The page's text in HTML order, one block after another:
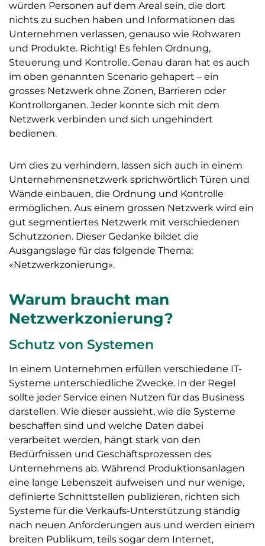
würden Personen auf dem Areal sein, die dort
nichts zu suchen haben und Informationen das
Unternehmen verlassen, genauso wie Rohwaren
und Produkte. Richtig! Es fehlen Ordnung,
Steuerung und Kontrolle. Genau daran hat es auch
im oben genannten Scenario gehapert – ein
grosses Netzwerk ohne Zonen, Barrieren oder
Kontrollorganen. Jeder konnte sich mit dem
Netzwerk verbinden und sich ungehindert
bedienen.
Um dies zu verhindern, lassen sich auch in einem
Unternehmensnetzwerk sprichwörtlich Türen und
Wände einbauen, die Ordnung und Kontrolle
ermöglichen. Aus einem grossen Netzwerk wird ein
gut segmentiertes Netzwerk mit verschiedenen
Schutzzonen. Dieser Gedanke bildet die
Ausgangslage für das folgende Thema:
«Netzwerkzonierung».
Warum braucht man
Netzwerkzonierung?
Schutz von Systemen
In einem Unternehmen erfüllen verschiedene IT-
Systeme unterschiedliche Zwecke. In der Regel
sollte jeder Service einen Nutzen für das Business
darstellen. Wie dieser aussieht, wie die Systeme
beschaffen sind und welche Daten dabei
verarbeitet werden, hängt stark von den
Bedürfnissen und Geschäftsprozessen des
Unternehmens ab. Während Produktionsanlagen
eine lange Lebenszeit aufweisen und nur wenige,
definierte Schnittstellen publizieren, richten sich
Systeme für die Verkaufs-Unterstützung ständig
nach neuen Anforderungen aus und werden einem
breiten Publikum, teils sogar dem Internet,